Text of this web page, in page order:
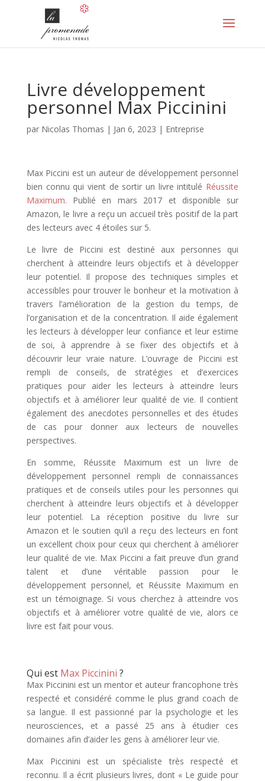
Livre développement
personnel Max Piccinini
par Nicolas Thomas | Jan 6, 2023 | Entreprise
Max Piccini est un auteur de développement personnel
bien connu qui vient de sortir un livre intitulé Réussite
Maximum. Publié en mars 2017 et disponible sur
Amazon, le livre a reçu un accueil très positif de la part
des lecteurs avec 4 étoiles sur 5.
Le livre de Piccini est destiné aux personnes qui
cherchent à atteindre leurs objectifs et à développer
leur potentiel. Il propose des techniques simples et
accessibles pour trouver le bonheur et la motivation à
travers l’amélioration de la gestion du temps, de
l’organisation et de la concentration. Il aide également
les lecteurs à développer leur confiance et leur estime
de soi, à apprendre à se fixer des objectifs et à
découvrir leur vraie nature. L’ouvrage de Piccini est
rempli de conseils, de stratégies et d’exercices
pratiques pour aider les lecteurs à atteindre leurs
objectifs et à améliorer leur qualité de vie. Il contient
également des anecdotes personnelles et des études
de cas pour donner aux lecteurs de nouvelles
perspectives.
En somme, Réussite Maximum est un livre de
développement personnel rempli de connaissances
pratiques et de conseils utiles pour les personnes qui
cherchent à atteindre leurs objectifs et à développer
leur potentiel. La réception positive du livre sur
Amazon et le soutien qu’il a reçu des lecteurs en font
un excellent choix pour ceux qui cherchent à améliorer
leur qualité de vie. Max Piccini a fait preuve d’un grand
talent et d’une véritable passion pour le
développement personnel, et Réussite Maximum en
est un témoignage. Si vous cherchez à atteindre vos
objectifs et à améliorer votre qualité de vie, alors ce
livre est fait pour vous.
Qui est Max Piccinini ?
Max Piccinini est un mentor et auteur francophone très
respecté et considéré comme le plus grand coach de
sa langue. Il est passionné par la psychologie et les
neurosciences, et a passé 25 ans à étudier ces
domaines afin d’aider les gens à améliorer leur vie.
Max Piccinini est un spécialiste très respecté et
reconnu. Il a écrit plusieurs livres, dont « Le guide pour